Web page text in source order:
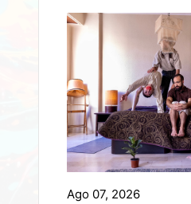
Ago 07, 2026